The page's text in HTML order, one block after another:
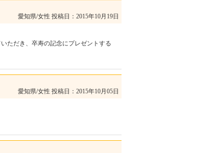
愛知県/女性 投稿日：2015年10月19日
ただき、卒寿の記念にプレゼントする
愛知県/女性 投稿日：2015年10月05日